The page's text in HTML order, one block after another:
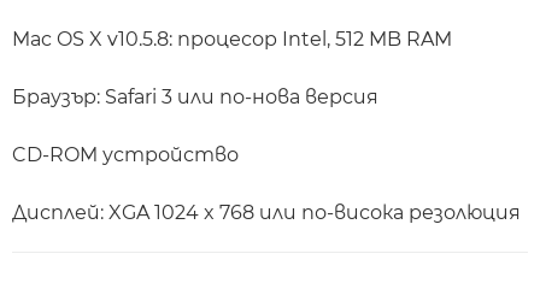
Mac OS X v10.5.8: процесор Intel, 512 MB RAM
Браузър: Safari 3 или по-нова версия
CD-ROM устройство
Дисплей: XGA 1024 x 768 или по-висока резолюция